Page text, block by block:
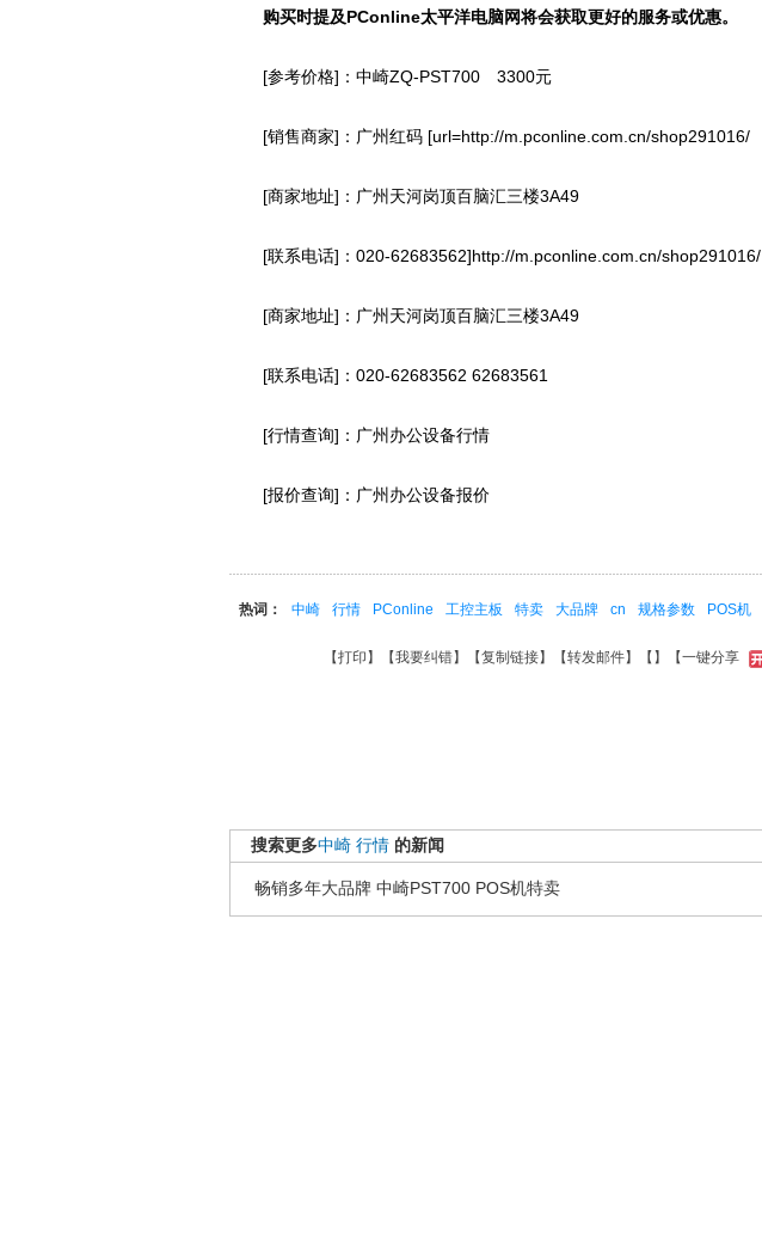
购买时提及PConline太平洋电脑网将会获取更好的服务或优惠。
[参考价格]：中崎ZQ-PST700 3300元
[销售商家]：广州红码 [url=http://m.pconline.com.cn/shop291016/
[商家地址]：广州天河岗顶百脑汇三楼3A49
[联系电话]：020-62683562]http://m.pconline.com.cn/shop291016/
[商家地址]：广州天河岗顶百脑汇三楼3A49
[联系电话]：020-62683562 62683561
[行情查询]：广州办公设备行情
[报价查询]：广州办公设备报价
热词： 中崎 行情 PConline 工控主板 特卖 大品牌 cn 规格参数 POS机
【打印 】【我要纠错】【复制链接】【转发邮件】【 】 【一键分享
搜索更多中崎 行情 的新闻
畅销多年大品牌 中崎PST700 POS机特卖